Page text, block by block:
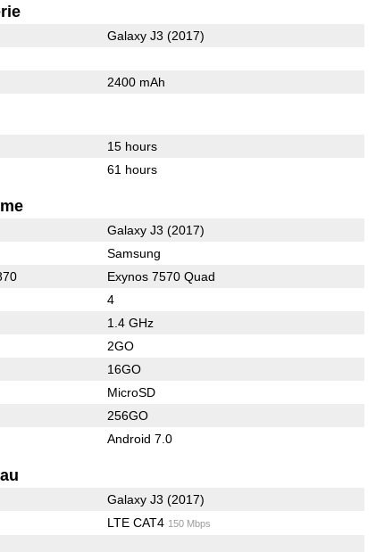
Galaxy J3 (2017)
2400 mAh
15 hours
61 hours
Galaxy J3 (2017)
Samsung
Exynos 7570 Quad
4
1.4 GHz
2GO
16GO
MicroSD
256GO
Android 7.0
Galaxy J3 (2017)
LTE CAT4 150 Mbps